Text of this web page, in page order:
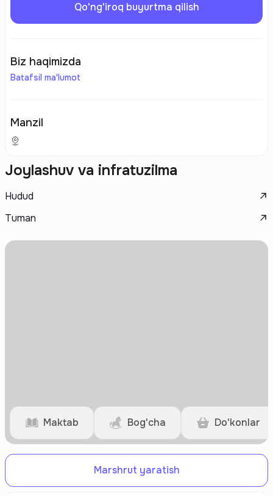
Qo'ng'iroq buyurtma qilish
Biz haqimizda
Batafsil ma'lumot
Manzil
Joylashuv va infratuzilma
Hudud
Tuman
Maktab Bog'cha Do'konlar
Marshrut yaratish